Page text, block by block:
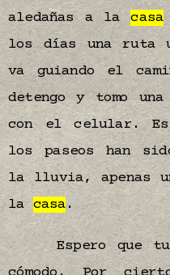
aledañas a lacasa
los días una ruta
va guiando el
detengo y tomo
con el celular.
los paseos han
la lluvia, apenas
lacasa .
Espero que